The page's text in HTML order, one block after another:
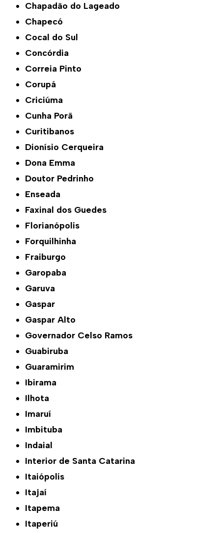
Chapadão do Lageado
Chapecó
Cocal do Sul
Concórdia
Correia Pinto
Corupá
Criciúma
Cunha Porã
Curitibanos
Dionísio Cerqueira
Dona Emma
Doutor Pedrinho
Enseada
Faxinal dos Guedes
Florianópolis
Forquilhinha
Fraiburgo
Garopaba
Garuva
Gaspar
Gaspar Alto
Governador Celso Ramos
Guabiruba
Guaramirim
Ibirama
Ilhota
Imaruí
Imbituba
Indaial
Interior de Santa Catarina
Itaiópolis
Itajaí
Itapema
Itaperiú